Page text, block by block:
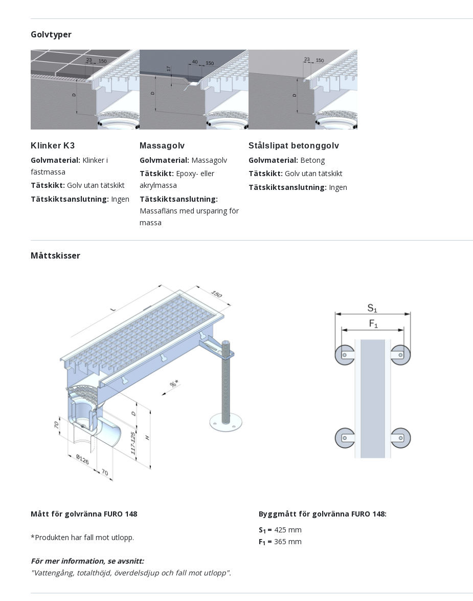
Golvtyper
Klinker K3
Golvmaterial: Klinker i
fästmassa
Tätskikt: Golv utan tätskikt
Tätskiktsanslutning: Ingen
Massagolv
Golvmaterial: Massagolv
Tätskikt: Epoxy- eller
akrylmassa
Tätskiktsanslutning:
Massafläns med ursparing för
massa
Stålslipat betonggolv
Golvmaterial: Betong
Tätskikt: Golv utan tätskikt
Tätskiktsanslutning: Ingen
Måttskisser
Mått för golvränna FURO 148
*Produkten har fall mot utlopp.
För mer information, se avsnitt:
"Vattengång, totalthöjd, överdelsdjup och fall mot utlopp".
Byggmått för golvränna FURO 148:
S1 = 425 mm
F1 = 365 mm